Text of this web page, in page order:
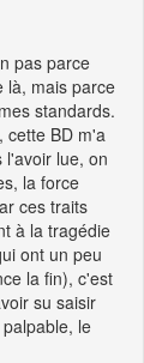
pas parce
là, mais parce
standards.
cette BD m'a
l'avoir lue, on
la force
ces traits
à la tragédie
ont un peu
la fin), c'est
su saisir
le